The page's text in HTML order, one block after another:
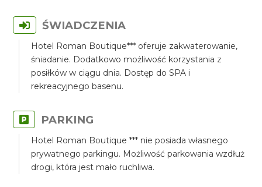
ŚWIADCZENIA
Hotel Roman Boutique*** oferuje zakwaterowanie,
śniadanie. Dodatkowo możliwość korzystania z
posiłków w ciągu dnia. Dostęp do SPA i
rekreacyjnego basenu.
PARKING
Hotel Roman Boutique *** nie posiada własnego
prywatnego parkingu. Możliwość parkowania wzdłuż
drogi, która jest mało ruchliwa.